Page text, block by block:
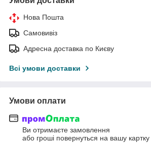
Нова Пошта
Самовивіз
Адресна доставка по Києву
Всі умови доставки
Умови оплати
Ви отримаєте замовлення
або гроші повернуться на вашу картку